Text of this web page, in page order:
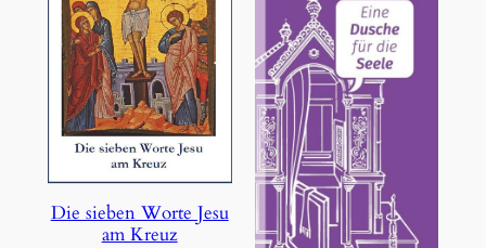
Die sieben Worte Jesu
am Kreuz